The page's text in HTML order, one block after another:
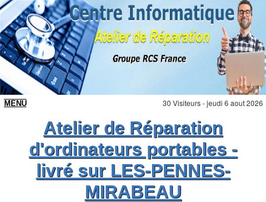
30 Visiteurs - jeudi 6 aout 2026
Atelier de Réparation
d'ordinateurs portables -
livré sur LES-PENNES-
MIRABEAU